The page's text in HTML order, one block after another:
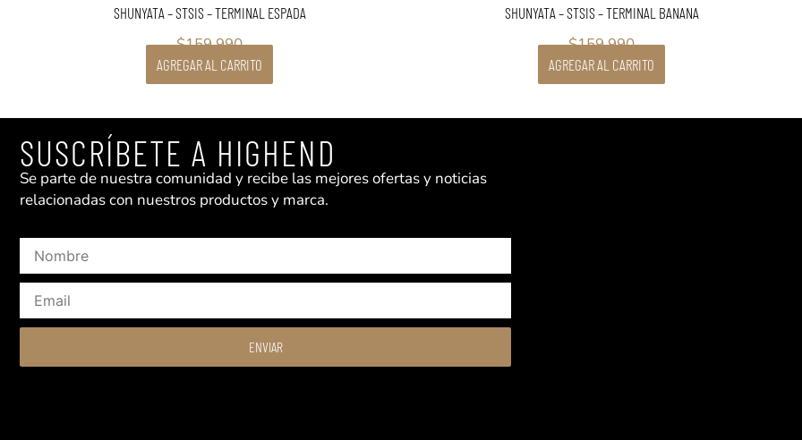
SHUNYATA – STSIS – TERMINAL ESPADA
$159.990
AGREGAR AL CARRITO
SHUNYATA – STSIS – TERMINAL BANANA
$159.990
AGREGAR AL CARRITO
SUSCRÍBETE A HIGHEND
Se parte de nuestra comunidad y recibe las mejores ofertas y noticias
relacionadas con nuestros productos y marca.
ENVIAR